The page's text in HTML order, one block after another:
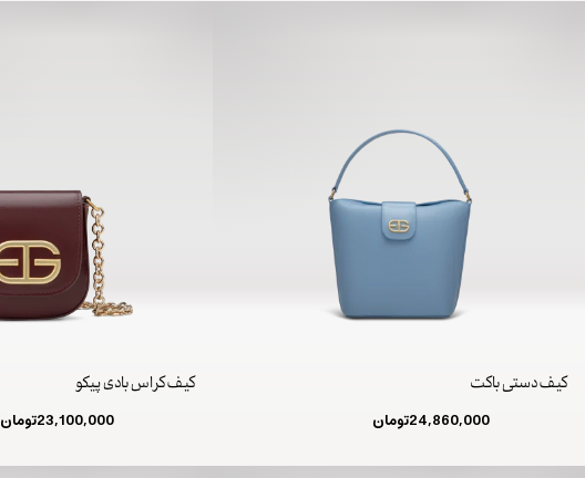
کیف دستی باکت
24,860,000تومان
کیف کراس بادی پیکو
23,100,000تومان